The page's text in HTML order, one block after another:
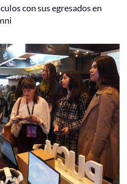
con sus egresados en